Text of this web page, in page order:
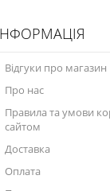
Відгуки про магазин
Про нас
Правила та умови
сайтом
Доставка
Оплата